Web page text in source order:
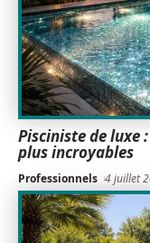
Pisciniste de luxe
plus incroyables
Professionnels 4 juillet